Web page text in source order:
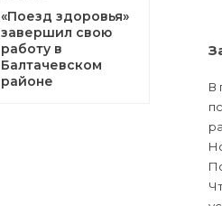
«Поезд здоровья»
завершил свою
работу в
Балтачевском
районе
В